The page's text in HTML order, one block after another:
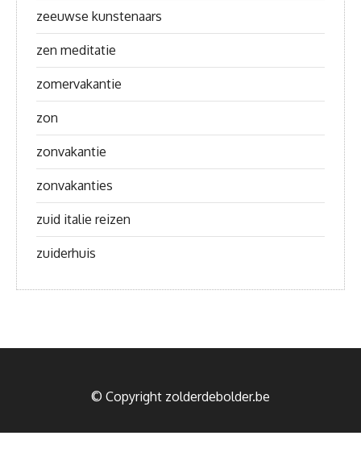
zeeuwse kunstenaars
zen meditatie
zomervakantie
zon
zonvakantie
zonvakanties
zuid italie reizen
zuiderhuis
© Copyright zolderdebolder.be